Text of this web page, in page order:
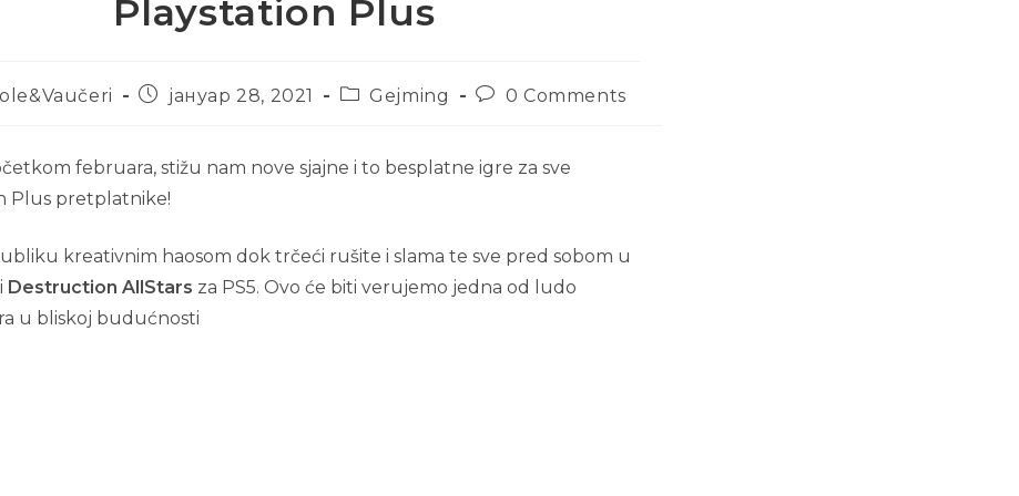
Playstation Plus
јануар 28, 2021 Gejming 0 Comments
februara, stižu nam nove sjajne i to besplatne igre za sve
Plus pretplatnike!
kreativnim haosom dok trčeći rušite i slama te sve pred sobom u
Destruction AllStars za PS5. Ovo će biti verujemo jedna od ludo
u bliskoj budućnosti